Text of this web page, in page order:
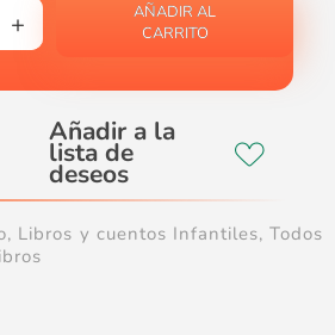
AÑADIR AL
CARRITO
, Libros y cuentos Infantiles, Todos